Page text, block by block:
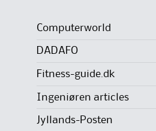
Computerworld
DADAFO
Fitness-guide.dk
Ingeniøren articles
Jyllands-Posten